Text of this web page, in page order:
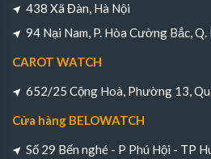
438 Xã Đàn, Hà Nội
94 Nại Nam, P. Hòa Cường Bắc,
CAROT WATCH
652/25 Cộng Hoà, Phường 13,
Cửa hàng BELOWATCH
Số 29 Bến nghé - P Phú Hội - TP